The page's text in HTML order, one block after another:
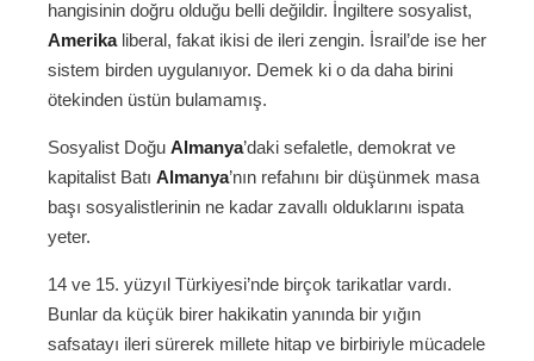
hangisinin doğru olduğu belli değildir. İngiltere sosyalist,
Amerikaliberal, fakat ikisi de ileri zengin. İsrail’de ise her
sistem birden uygulanıyor. Demek ki o da daha birini
ötekinden üstün bulamamış.
Sosyalist Doğu Almanya’daki sefaletle, demokrat ve
kapitalist Batı Almanya’nın refahını bir düşünmek masa
başı sosyalistlerinin ne kadar zavallı olduklarını ispata
yeter.
14 ve 15. yüzyıl Türkiyesi’nde birçok tarikatlar vardı.
Bunlar da küçük birer hakikatin yanında bir yığın
safsatayı ileri sürerek millete hitap ve birbiriyle mücadele